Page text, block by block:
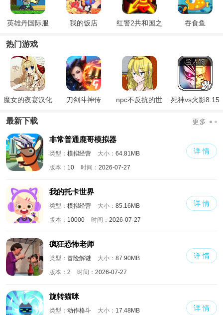
英雄丹国际服 我的饭店
红警2共和国之
吞食鱼
热门游戏
魔女的夜宴汉化
刀剑斗神传
npc不反抗的世
死神vs火影8.15
最新下载 更多
非常普通鹿哥模拟器
类型： 模拟经营 大小： 64.81MB
版本： 10 时间： 2026-07-27
详 情
我的托卡世界
类型： 模拟经营 大小： 85.16MB
版本： 10000 时间： 2026-07-27
详 情
疯狂恐怖老师
类型： 冒险解谜 大小： 87.90MB
版本： 2 时间： 2026-07-27
详 情
旋转猫咪
类型： 动作格斗 大小： 17.48MB
详 情